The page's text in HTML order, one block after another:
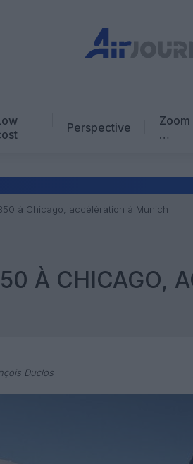
Perspective
Zoom
…
Avis
à Chicago, accélération à Munich
À CHICAGO,
Duclos